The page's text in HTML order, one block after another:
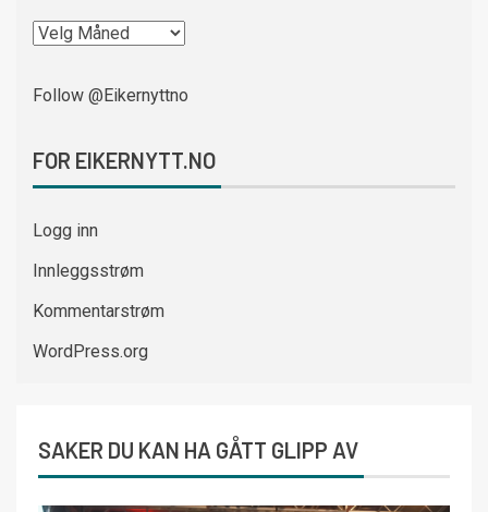
Follow @Eikernyttno
FOR EIKERNYTT.NO
Logg inn
Innleggsstrøm
Kommentarstrøm
WordPress.org
SAKER DU KAN HA GÅTT GLIPP AV